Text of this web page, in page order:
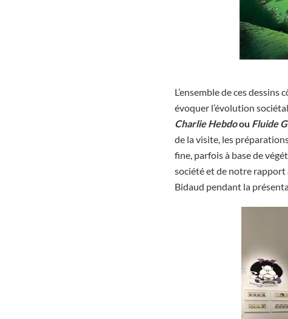
L’ensemble de ces
évoquer l’évolution
Charlie Hebdoou Fluide
de la visite, les
fine, parfois à base de
société et de notre rapport
Bidaud pendant la